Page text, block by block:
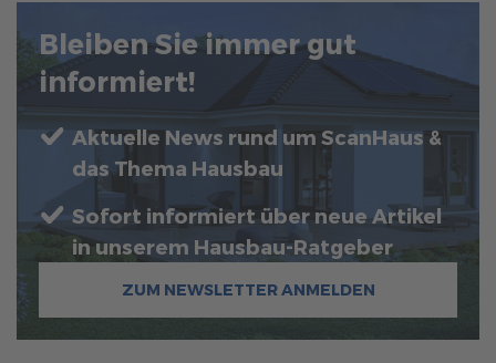
Bleiben Sie immer gut
informiert!
Aktuelle News rund um ScanHaus &
das Thema Hausbau
Sofort informiert über neue Artikel
in unserem Hausbau-Ratgeber
ZUM NEWSLETTER ANMELDEN